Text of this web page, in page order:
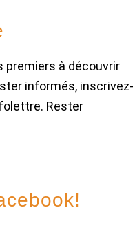
premiers à découvrir
informés, inscrivez-
Rester